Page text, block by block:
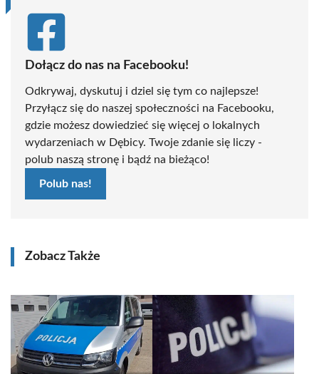
Dołącz do nas na Facebooku!
Odkrywaj, dyskutuj i dziel się tym co najlepsze!
Przyłącz się do naszej społeczności na Facebooku,
gdzie możesz dowiedzieć się więcej o lokalnych
wydarzeniach w Dębicy. Twoje zdanie się liczy -
polub naszą stronę i bądź na bieżąco!
Polub nas!
Zobacz Także